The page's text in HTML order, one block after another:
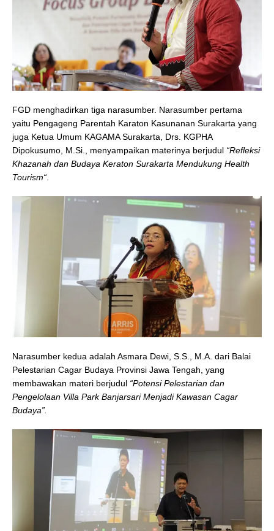
FGD menghadirkan tiga narasumber. Narasumber pertama
yaitu Pengageng Parentah Karaton Kasunanan Surakarta yang
juga Ketua Umum KAGAMA Surakarta, Drs. KGPHA
Dipokusumo, M.Si., menyampaikan materinya berjudul “Refleksi
Khazanah dan Budaya Keraton Surakarta Mendukung Health
Tourism“.
Narasumber kedua adalah Asmara Dewi, S.S., M.A. dari Balai
Pelestarian Cagar Budaya Provinsi Jawa Tengah, yang
membawakan materi berjudul “Potensi Pelestarian dan
Pengelolaan Villa Park Banjarsari Menjadi Kawasan Cagar
Budaya”.